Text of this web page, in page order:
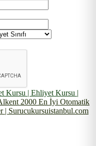
Kursu | Ehliyet Kursu |
2000 En İyi Otomatik
| Surucukursuistanbul.com